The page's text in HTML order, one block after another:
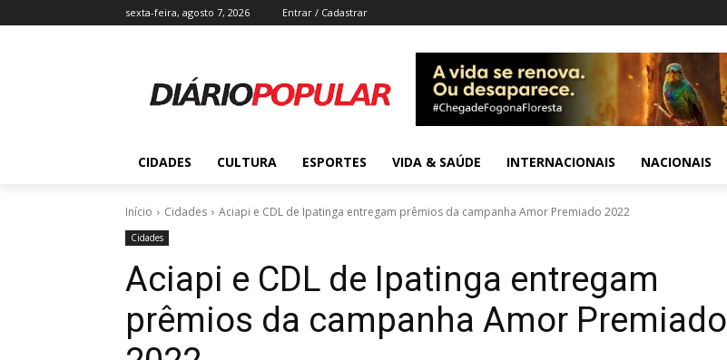
sexta-feira, agosto 7, 2026 Entrar / Cadastrar
CIDADES CULTURA ESPORTES VIDA & SAÚDE INTERNACIONAIS NACIONAIS
Início Cidades Aciapi e CDL de Ipatinga entregam prêmios da campanha Amor Premiado 2022
Cidades
Aciapi e CDL de Ipatinga entregam
prêmios da campanha Amor Premiado